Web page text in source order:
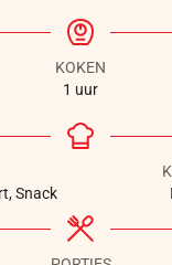
KOKEN
1 uur
Snack